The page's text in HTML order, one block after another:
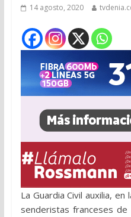
14 agosto, 2020
La Guardia Civil auxilia,
senderistas franceses